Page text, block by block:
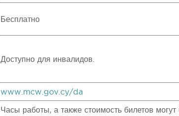
Бесплатно
Доступно для инвалидов.
www.mcw.gov.cy/da
Часы работы, а также стоимость билетов